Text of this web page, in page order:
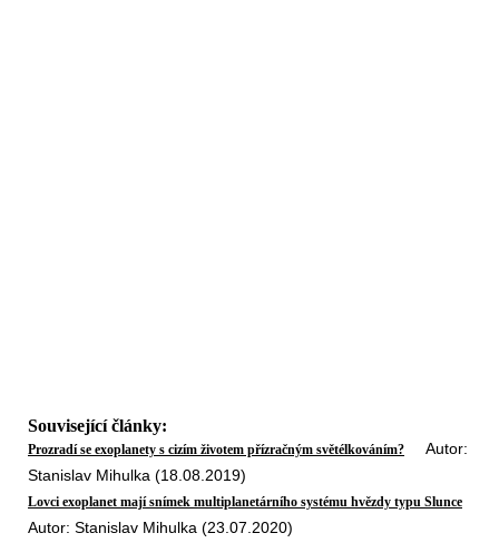
Související články:
Prozradí se exoplanety s cizím životem přízračným světélkováním? Autor:
Stanislav Mihulka (18.08.2019)
Lovci exoplanet mají snímek multiplanetárního systému hvězdy typu Slunce
Autor: Stanislav Mihulka (23.07.2020)